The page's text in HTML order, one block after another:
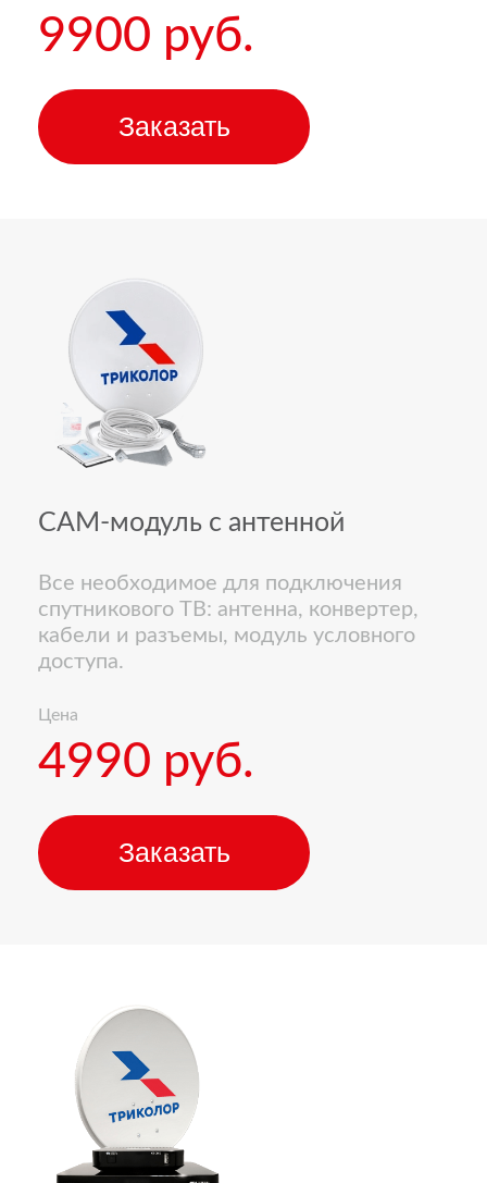
9900 руб.
Заказать
CAM-модуль с антенной
Все необходимое для подключения
спутникового ТВ: антенна, конвертер,
кабели и разъемы, модуль условного
доступа.
Цена
4990 руб.
Заказать